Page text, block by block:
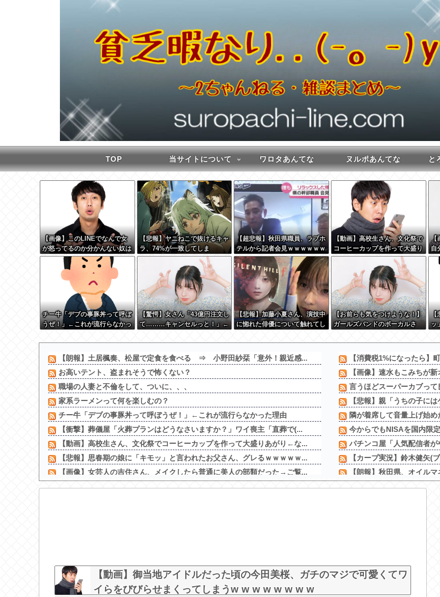
TOP 当サイトについて ワロタあんてな ヌルポあんてな と
【画像】このLINEでなんで女
が怒ってるのか分かんない奴は
モテない奴確定らしい←お前ら
は勿論わかるよ
な？？？？？？？
【悲報】ヤニねこで抜けるキャ
ラ、74%が一致してしま
う・・・
【超悲報】秋田県職員、ラブホ
テルから記者会見ｗｗｗｗｗｗ
ｗｗｗ
【動画】高校生さん、文化祭で
コーヒーカップを作って大盛り
あがり←なんかどっかで見たこ
とあると話題に
【
自
し
チー牛「デブの事豚丼って呼ぼ
うぜ！」←これが流行らなかっ
【驚愕】女さん「43億円注文し
て………キャンセルっと！」←
の？？？？？？？
【悲報】加藤小夏さん、演技中
に惚れた俳優について触れてし
【お前らも気をつけような！】
ガールズバンドのボーカルさ
う』なってしまいお気持ち表明
してしまう…
【
ッ
【朗報】土居楓奏、松屋で定食を食べる ⇒ 小野田紗栞「意外！親近感...
お高いテント、盗まれそうで怖くない？
職場の人妻と不倫をして、ついに、、、
家系ラーメンって何を楽しむの？
チー牛「デブの事豚丼って呼ぼうぜ！」←これが流行らなかった理由
【衝撃】葬儀屋「火葬プランはどうなさいますか？」ワイ喪主「直葬で(...
【動画】高校生さん、文化祭でコーヒーカップを作って大盛りあがり←な...
【悲報】思春期の娘に「キモッ」と言われたお父さん、グレるｗｗｗｗｗ...
【画像】女芸人の吉住さん、メイクしたら普通に美人の部類だった→ご覧...
【驚愕】sexしながら女の腋舐めたらｗｗｗｗｗｗｗｗｗｗｗｗｗｗ
森下千里議員、「森下」で検索されると大量にエッチな画像が出てくるた...
【消費税1%になったら】
【画像】速水もこみちが
言うほどスーパーカブっ
【悲報】親「うちの子に
隣が着席して音量上げ始
今からでもNISAを国内限
パチンコ屋「人気配信者
【カープ実況】鈴木健矢(
【朗報】秋田県、オイル
【幸せ】久々に七輪焼きや
【動画】御当地アイドルだった頃の今田美桜、ガチのマジで可愛くてワ
イらをびびらせまくってしまうw w w w w w w w